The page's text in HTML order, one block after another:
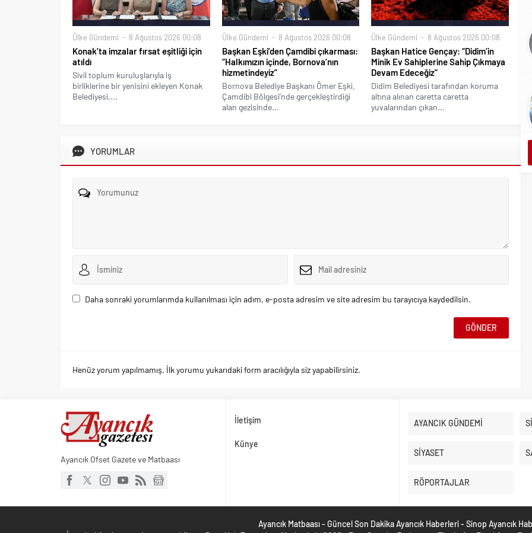
Ülke Gündemi 8 Ağustos 2026 00:08
Konak’ta imzalar fırsat eşitliği için
atıldı
Sivil toplum kuruluşlarıyla iş
birliklerine bir yenisini ekleyen Konak
Belediyesi,...
Ülke Gündemi 8 Ağustos 2026 00:08
Başkan Eşki’den Çamdibi çıkarması:
“Halkımızın içinde, Bornova’nın
hizmetindeyiz”
Bornova Belediye Başkanı Ömer Eşki,
Çamdibi Bölgesi’nde gerçekleştirdiği
alan gezisinde...
Ülke Gündemi 8 Ağustos 2026 00:08
Başkan Hatice Gençay: “Didim’in
Minik Ev Sahiplerine Sahip Çıkmaya
Devam Edeceğiz”
Didim Belediyesi tarafından koruma
altına alınan caretta caretta
yuvalarından çıkan...
YORUMLAR
Daha sonraki yorumlarımda kullanılması için adım, e-posta adresim ve site adresim bu tarayıcıya kaydedilsin.
Henüz yorum yapılmamış. İlk yorumu yukarıdaki form aracılığıyla siz yapabilirsiniz.
Ayancık Ofset Gazete ve Matbaası
İletişim
Künye
AYANCIK GÜNDEMİ
SİYASET
RÖPORTAJLAR
Ayancık Matbaası - Güncel Son Dakika Ayancık Haberleri - Sinop Ayancık